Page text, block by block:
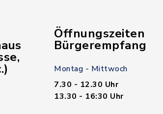
Öffnungszeiten
Bürgerempfang
Montag - Mittwoch
7.30 - 12.30 Uhr
13.30 - 16:30 Uhr